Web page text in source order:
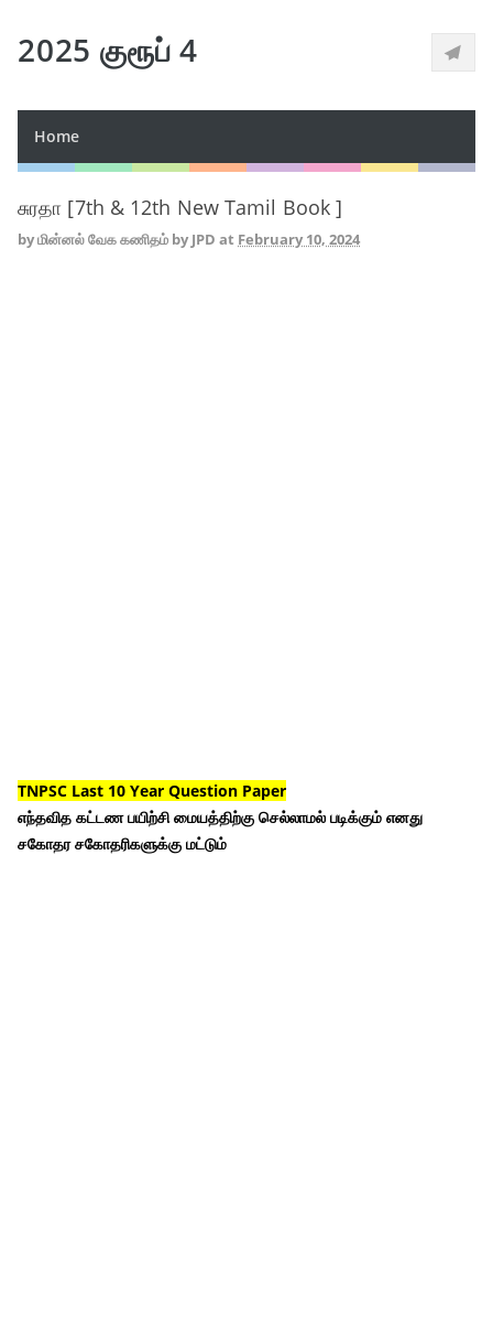
2025 குரூப் 4
Home
சுரதா [7th & 12th New Tamil Book ]
byமின்னல் வேக கணிதம் by JPD at February 10, 2024
TNPSC Last 10 Year Question Paper
எந்தவித கட்டண பயிற்சி மையத்திற்கு செல்லாமல் படிக்கும் எனது
சகோதர சகோதரிகளுக்கு மட்டும்